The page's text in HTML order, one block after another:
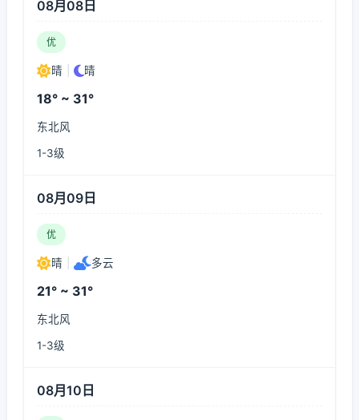
08月08日
优
晴 晴
18° ~ 31°
东北风
1-3级
08月09日
优
晴 多云
21° ~ 31°
东北风
1-3级
08月10日